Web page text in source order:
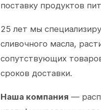
поставку продуктов
25 лет мы
сливочного масла,
сопутствующих
сроков доставки.
Наша компания —